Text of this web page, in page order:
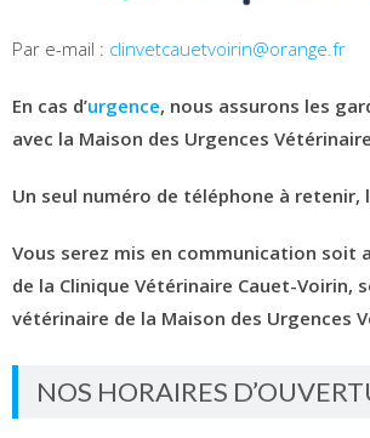
Par e-mail : clinvetcauetvoirin@orange.fr
En cas d’urgence, nous assurons les
avec la Maison des Urgences
Un seul numéro de téléphone à retenir,
Vous serez mis en communication soit
de la Clinique Vétérinaire Cauet-Voirin,
vétérinaire de la Maison des Urgences
NOS HORAIRES